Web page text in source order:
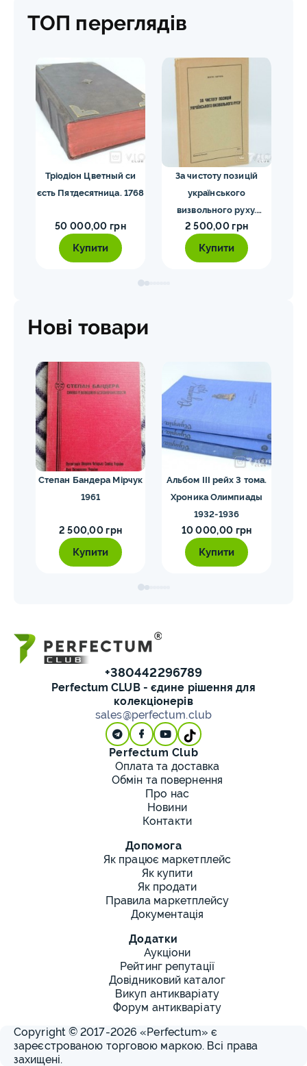
ТОП переглядів
Тріодіон Цветный си
єсть Пятдесятница. 1768
50 000,00 грн
Купити
За чистоту позицій
українського
визвольного руху.
Мірчук П. 1955
2 500,00 грн
Купити
Нові товари
Степан Бандера Мірчук
1961
2 500,00 грн
Купити
Альбом III рейх 3 тома.
Хроника Олимпиады
1932-1936
10 000,00 грн
Купити
+380442296789
Perfectum CLUB - єдине рішення для
колекціонерів
sales@perfectum.club
Perfectum Club
Оплата та доставка
Обмін та повернення
Про нас
Новини
Контакти
Допомога
Як працює маркетплейс
Як купити
Як продати
Правила маркетплейсу
Документація
Додатки
Аукціони
Рейтинг репутації
Довідниковий каталог
Викуп антикваріату
Форум антикваріату
Copyright © 2017-2026 «Perfectum» є
зареєстрованою торговою маркою. Всі права
захищені.